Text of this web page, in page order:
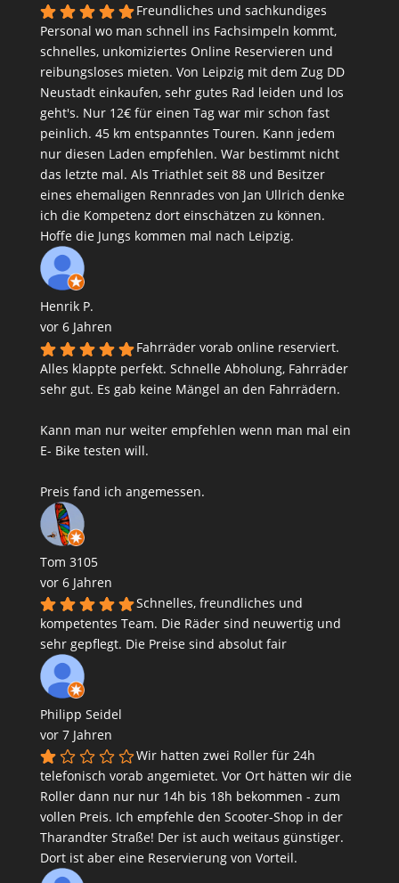
Freundliches und sachkundiges
Personal wo man schnell ins Fachsimpeln kommt,
schnelles, unkomiziertes Online Reservieren und
reibungsloses mieten. Von Leipzig mit dem Zug DD
Neustadt einkaufen, sehr gutes Rad leiden und los
geht's. Nur 12€ für einen Tag war mir schon fast
peinlich. 45 km entspanntes Touren. Kann jedem
nur diesen Laden empfehlen. War bestimmt nicht
das letzte mal. Als Triathlet seit 88 und Besitzer
eines ehemaligen Rennrades von Jan Ullrich denke
ich die Kompetenz dort einschätzen zu können.
Hoffe die Jungs kommen mal nach Leipzig.
Henrik P.
vor 6 Jahren
Fahrräder vorab online reserviert.
Alles klappte perfekt. Schnelle Abholung, Fahrräder
sehr gut. Es gab keine Mängel an den Fahrrädern.
Kann man nur weiter empfehlen wenn man mal ein
E- Bike testen will.
Preis fand ich angemessen.
Tom 3105
vor 6 Jahren
Schnelles, freundliches und
kompetentes Team. Die Räder sind neuwertig und
sehr gepflegt. Die Preise sind absolut fair
Philipp Seidel
vor 7 Jahren
Wir hatten zwei Roller für 24h
telefonisch vorab angemietet. Vor Ort hätten wir die
Roller dann nur nur 14h bis 18h bekommen - zum
vollen Preis. Ich empfehle den Scooter-Shop in der
Tharandter Straße! Der ist auch weitaus günstiger.
Dort ist aber eine Reservierung von Vorteil.